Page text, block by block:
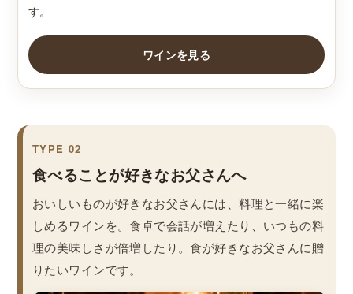
す。
ワインを見る
TYPE 02
食べることが好きなお父さんへ
おいしいものが好きなお父さんには、料理と一緒に楽
しめるワインを。食卓で会話が増えたり、いつもの料
理の美味しさが倍増したり。食が好きなお父さんに贈
りたいワインです。